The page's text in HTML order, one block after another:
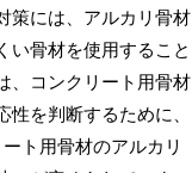
策には、アルカリ骨材
い骨材を使用すること
、コンクリート用骨材
性を判断するために、
ト用骨材のアルカリ